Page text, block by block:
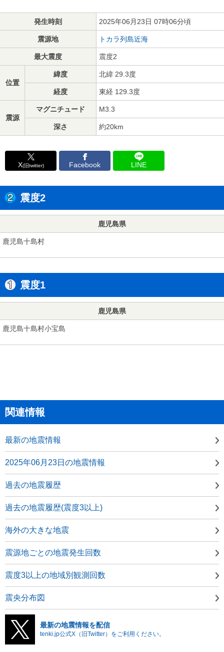
発生時刻 2025年06月23日 07時06分頃
震源地 トカラ列島近海
最大震度 震度2
位置
緯度 北緯 29.3度
経度 東経 129.3度
震源
マグニチュード M3.3
深さ 約20km
X(旧twitter) Facebook LINE
震度2
鹿児島県
鹿児島十島村
震度1
鹿児島県
鹿児島十島村小宝島
関連情報
最新の地震情報
2025年06月23日の地震情報
過去の地震履歴
過去の地震履歴(震度3以上)
海外の大きな地震
震源地ごとの地震発生回数
震度3以上の地域別観測回数
震央分布図
最新の地震情報を配信
tenki.jp公式X（旧Twitter）をご利用ください。